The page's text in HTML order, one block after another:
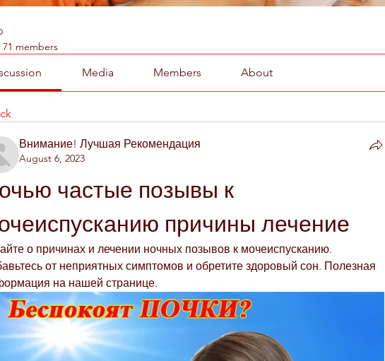
71 members
Media Members About
Внимание! Лучшая Рекомендация
August 6, 2023
частые позывы к
причины лечение
о причинах и лечении ночных позывов к мочеиспусканию.
от неприятных симптомов и обретите здоровый сон. Полезная
на нашей странице.